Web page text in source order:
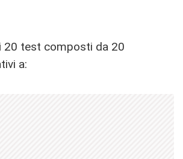
20 test composti da 20
a: